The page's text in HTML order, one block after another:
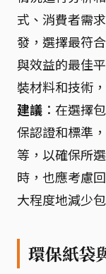
式、消費者需
發，選擇最符
與效益的最佳
裝材料和技術
建議 ：在選擇
保認證和標準
等，以確保所
時，也應考慮
大程度地減少
環保紙袋